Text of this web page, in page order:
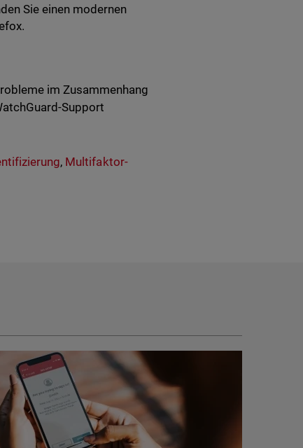
Sie einen modernen
im Zusammenhang
Support
, Multifaktor-